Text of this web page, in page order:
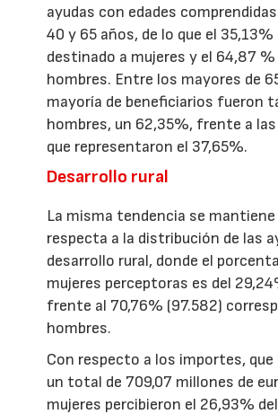
ayudas con edades
40 y 65 años, de lo que el 35,13%
destinado a mujeres y el 64,87 %
hombres. Entre los mayores de
mayoría de beneficiarios fueron
hombres, un 62,35%, frente a
que representaron el 37,65%.
Desarrollo rural
La misma tendencia se mantiene
respecta a la distribución de las
desarrollo rural, donde el
mujeres perceptoras es del
frente al 70,76% (97.582)
hombres.
Con respecto a los importes, que
un total de 709,07 millones de
mujeres percibieron el 26,93%